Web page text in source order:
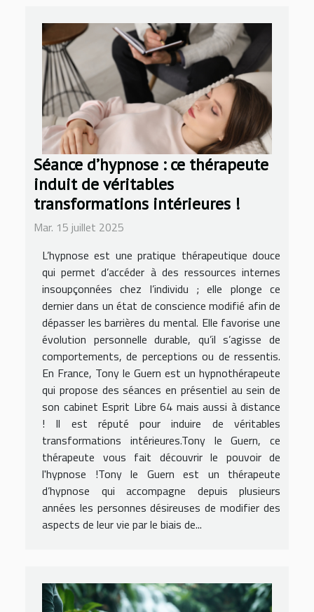
Séance d’hypnose : ce thérapeute
induit de véritables
transformations intérieures !
Mar. 15 juillet 2025
L’hypnose est une pratique thérapeutique douce
qui permet d’accéder à des ressources internes
insoupçonnées chez l’individu ; elle plonge ce
dernier dans un état de conscience modifié afin de
dépasser les barrières du mental. Elle favorise une
évolution personnelle durable, qu’il s’agisse de
comportements, de perceptions ou de ressentis.
En France, Tony le Guern est un hypnothérapeute
qui propose des séances en présentiel au sein de
son cabinet Esprit Libre 64 mais aussi à distance
! Il est réputé pour induire de véritables
transformations intérieures.Tony le Guern, ce
thérapeute vous fait découvrir le pouvoir de
l'hypnose !Tony le Guern est un thérapeute
d’hypnose qui accompagne depuis plusieurs
années les personnes désireuses de modifier des
aspects de leur vie par le biais de...